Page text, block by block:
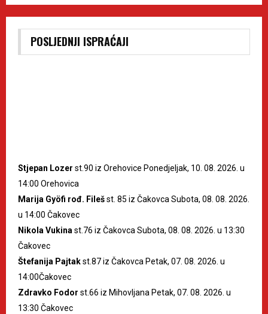
POSLJEDNJI ISPRAĆAJI
Stjepan Lozer st.90 iz Orehovice Ponedjeljak, 10. 08. 2026. u
14:00 Orehovica
Marija Gyöfi rođ. Filešst. 85 iz Čakovca Subota, 08. 08. 2026.
u 14:00 Čakovec
Nikola Vukina st.76 iz Čakovca Subota, 08. 08. 2026. u 13:30
Čakovec
Štefanija Pajtakst.87 iz Čakovca Petak, 07. 08. 2026. u
14:00Čakovec
Zdravko Fodor st.66 iz Mihovljana Petak, 07. 08. 2026. u
13:30 Čakovec